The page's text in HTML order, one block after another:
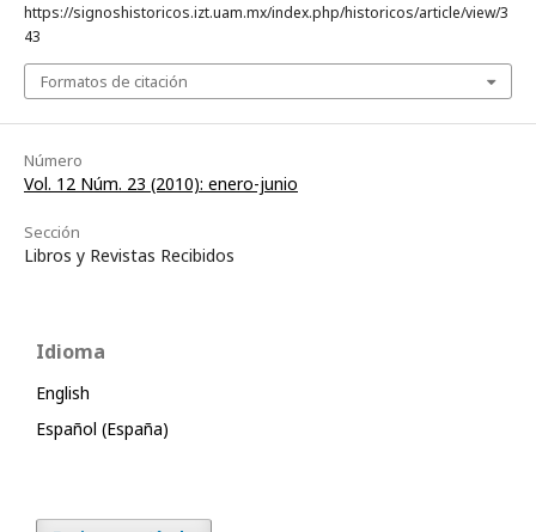
https://signoshistoricos.izt.uam.mx/index.php/historicos/article/view/3
43
Formatos de citación
Número
Vol. 12 Núm. 23 (2010): enero-junio
Sección
Libros y Revistas Recibidos
Idioma
English
Español (España)